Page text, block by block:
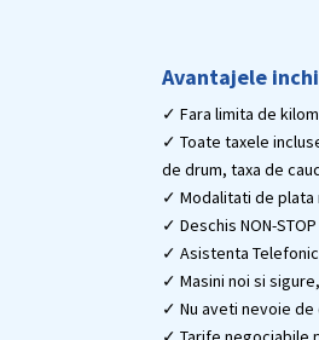
Avantajele
✓ Fara limita de
✓ Toate taxele
de drum, taxa de
✓ Modalitati de plata
✓ Deschis NON-STOP
✓ Asistenta
✓ Masini noi si
✓ Nu aveti nevoie